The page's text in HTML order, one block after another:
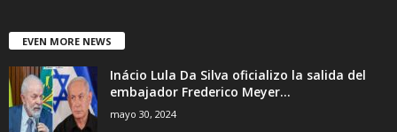
EVEN MORE NEWS
Inácio Lula Da Silva oficializo la salida del
embajador Frederico Meyer...
mayo 30, 2024